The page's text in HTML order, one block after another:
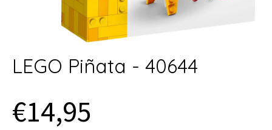
LEGO Piñata - 40644
€14,95